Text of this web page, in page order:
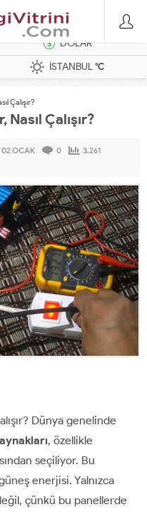
DOLAR
İSTANBUL°C
Çalışır?
Çalışır?
02 OCAK 0
3.261
Dünya genelinde
, özellikle
seçiliyor. Bu
enerjisi. Yalnızca
çünkü bu panellerde